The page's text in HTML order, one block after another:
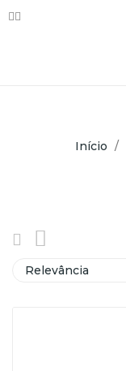
Início
Relevância